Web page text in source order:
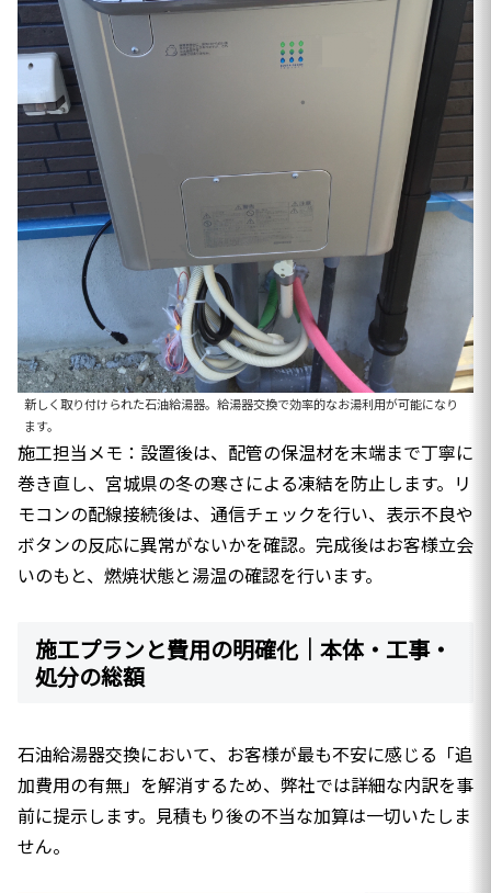
新しく取り付けられた石油給湯器。給湯器交換で効率的なお湯利用が可能になり
ます。
施工担当メモ：設置後は、配管の保温材を末端まで丁寧に
巻き直し、宮城県の冬の寒さによる凍結を防止します。リ
モコンの配線接続後は、通信チェックを行い、表示不良や
ボタンの反応に異常がないかを確認。完成後はお客様立会
いのもと、燃焼状態と湯温の確認を行います。
施工プランと費用の明確化｜本体・工事・
処分の総額
石油給湯器交換において、お客様が最も不安に感じる「追
加費用の有無」を解消するため、弊社では詳細な内訳を事
前に提示します。見積もり後の不当な加算は一切いたしま
せん。